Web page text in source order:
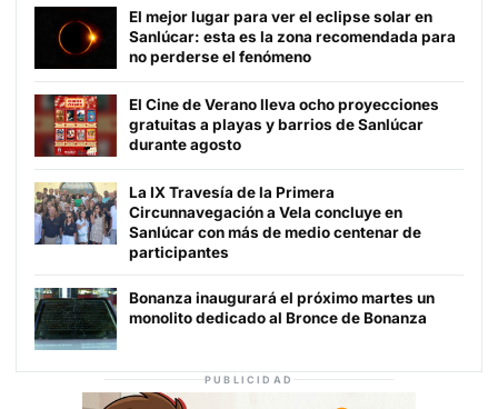
El mejor lugar para ver el eclipse solar en
Sanlúcar: esta es la zona recomendada para
no perderse el fenómeno
El Cine de Verano lleva ocho proyecciones
gratuitas a playas y barrios de Sanlúcar
durante agosto
La IX Travesía de la Primera
Circunnavegación a Vela concluye en
Sanlúcar con más de medio centenar de
participantes
Bonanza inaugurará el próximo martes un
monolito dedicado al Bronce de Bonanza
PUBLICIDAD